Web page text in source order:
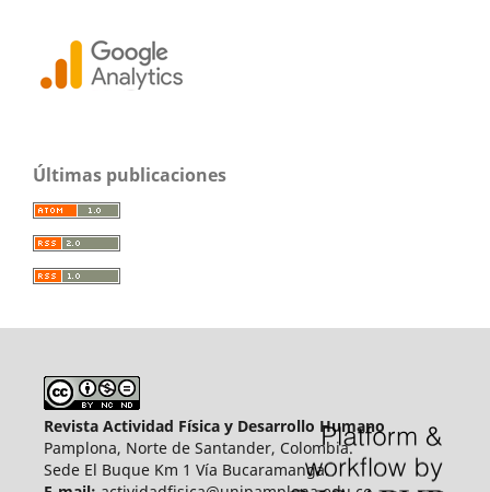
Últimas publicaciones
Revista Actividad Física y Desarrollo Humano
Pamplona, Norte de Santander, Colombia.
Sede El Buque Km 1 Vía Bucaramanga.